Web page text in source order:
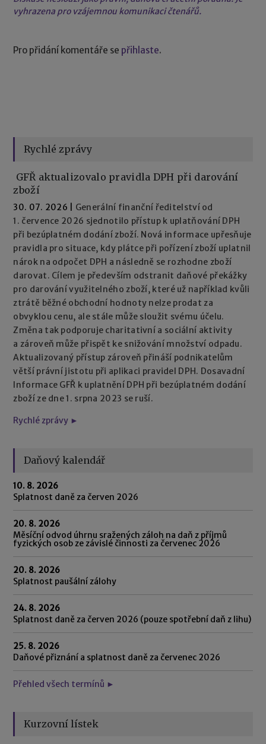
vyhrazena pro vzájemnou komunikaci čtenářů.
Pro přidání komentáře se přihlaste.
Rychlé zprávy
GFŘ aktualizovalo pravidla DPH při darování
zboží
30. 07. 2026
Generální finanční ředitelství od
1. července 2026 sjednotilo přístup k uplatňování DPH
při bezúplatném dodání zboží. Nová informace upřesňuje
pravidla pro situace, kdy plátce při pořízení zboží uplatnil
nárok na odpočet DPH a následně se rozhodne zboží
darovat. Cílem je především odstranit daňové překážky
pro darování využitelného zboží, které už například kvůli
ztrátě běžné obchodní hodnoty nelze prodat za
obvyklou cenu, ale stále může sloužit svému účelu.
Změna tak podporuje charitativní a sociální aktivity
a zároveň může přispět ke snižování množství odpadu.
Aktualizovaný přístup zároveň přináší podnikatelům
větší právní jistotu při aplikaci pravidel DPH. Dosavadní
Informace GFŘ k uplatnění DPH při bezúplatném dodání
zboží ze dne 1. srpna 2023 se ruší.
Rychlé zprávy ►
Daňový kalendář
10. 8. 2026
Splatnost daně za červen 2026
20. 8. 2026
Měsíční odvod úhrnu sražených záloh na daň z příjmů
fyzických osob ze závislé činnosti za červenec 2026
20. 8. 2026
Splatnost paušální zálohy
24. 8. 2026
Splatnost daně za červen 2026 (pouze spotřební daň z lihu)
25. 8. 2026
Daňové přiznání a splatnost daně za červenec 2026
Přehled všech termínů ►
Kurzovní lístek